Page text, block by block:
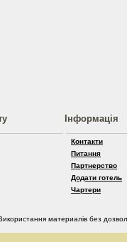
Інформація
Контакти
Питання
Партнерство
Додати готель
Чартери
материалів без